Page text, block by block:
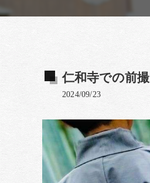
仁和寺での前
2024/09/23